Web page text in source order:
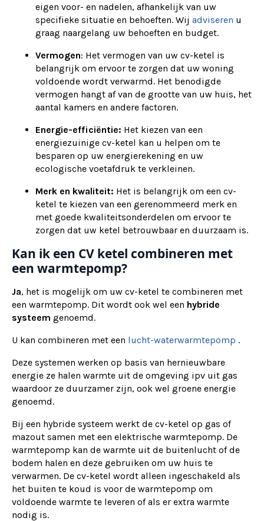
eigen voor- en nadelen, afhankelijk van uw
specifieke situatie en behoeften. Wij adviseren u
graag naargelang uw behoeften en budget.
Vermogen: Het vermogen van uw cv-ketel is
belangrijk om ervoor te zorgen dat uw woning
voldoende wordt verwarmd. Het benodigde
vermogen hangt af van de grootte van uw huis, het
aantal kamers en andere factoren.
Energie-efficiëntie: Het kiezen van een
energiezuinige cv-ketel kan u helpen om te
besparen op uw energierekening en uw
ecologische voetafdruk te verkleinen.
Merk en kwaliteit: Het is belangrijk om een cv-
ketel te kiezen van een gerenommeerd merk en
met goede kwaliteitsonderdelen om ervoor te
zorgen dat uw ketel betrouwbaar en duurzaam is.
Kan ik een CV ketel combineren met
een warmtepomp?
Ja, het is mogelijk om uw cv-ketel te combineren met
een warmtepomp. Dit wordt ook wel een hybride
systeem genoemd.
U kan combineren met een lucht-waterwarmtepomp .
Deze systemen werken op basis van hernieuwbare
energie ze halen warmte uit de omgeving ipv uit gas
waardoor ze duurzamer zijn, ook wel groene energie
genoemd.
Bij een hybride systeem werkt de cv-ketel op gas of
mazout samen met een elektrische warmtepomp. De
warmtepomp kan de warmte uit de buitenlucht of de
bodem halen en deze gebruiken om uw huis te
verwarmen. De cv-ketel wordt alleen ingeschakeld als
het buiten te koud is voor de warmtepomp om
voldoende warmte te leveren of als er extra warmte
nodig is.